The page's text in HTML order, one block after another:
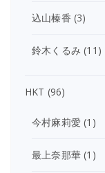
込山榛香 (3)
鈴木くるみ (11)
HKT (96)
今村麻莉愛 (1)
最上奈那華 (1)